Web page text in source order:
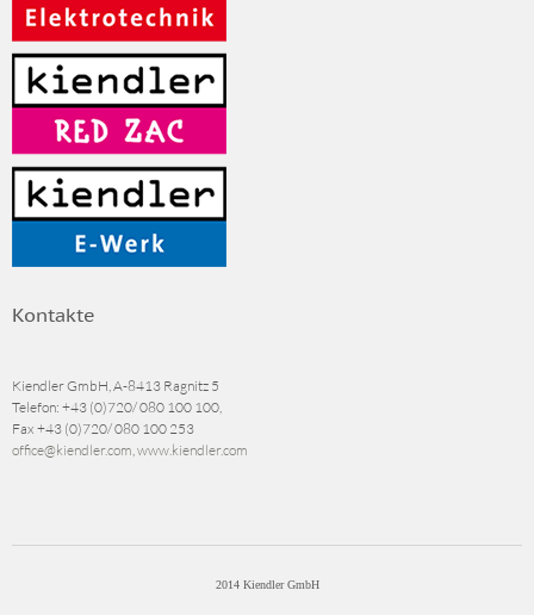
Kontakte
Kiendler GmbH, A-8413 Ragnitz 5
Telefon: +43 (0)720/ 080 100 100,
Fax +43 (0)720/ 080 100 253
office@kiendler.com,www.kiendler.com
2014 Kiendler GmbH